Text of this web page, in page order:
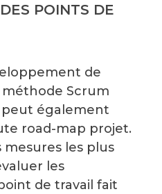
POINTS DE
de
Scrum
peut également
road-map projet.
mesures les plus
les
de travail fait